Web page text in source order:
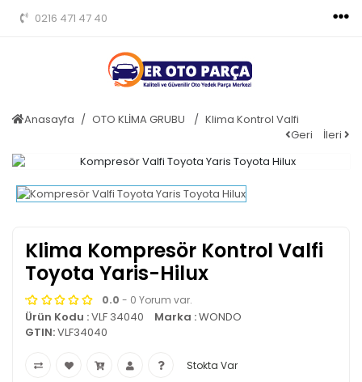
0216 471 47 40
Anasayfa OTO KLİMA GRUBU
Klima Kontrol Valfi
Geri
İleri
Klima Kompresör Kontrol Valfi
Toyota Yaris-Hilux
0.0 - 0 Yorum var.
Ürün Kodu :VLF 34040 Marka :WONDO
GTIN:VLF34040
Stokta Var